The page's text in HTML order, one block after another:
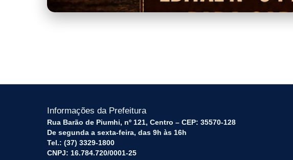
Informações da Prefeitura
Rua Barão de Piumhi, nº 121, Centro – CEP: 35570-128
De segunda a sexta-feira, das 9h às 16h
Tel.: (37) 3329-1800
CNPJ: 16.784.720/0001-25